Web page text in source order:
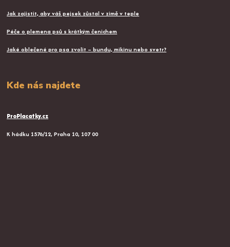
Jak zajistit, aby váš pejsek zůstal v zimě v teple
Péče o plemena psů s krátkým čenichem
Jaké oblečené pro psa zvolit – bundu, mikinu nebo svetr?
Kde nás najdete
ProPlacatky.cz
K hádku 1576/12, Praha 10, 107 00